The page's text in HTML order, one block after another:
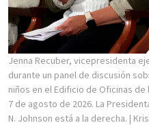
Jenna Recuber, vicepresidenta
durante un panel de discusión
niños en el Edificio de Oficinas
7 de agosto de 2026. La
N. Johnson está a la derecha. |